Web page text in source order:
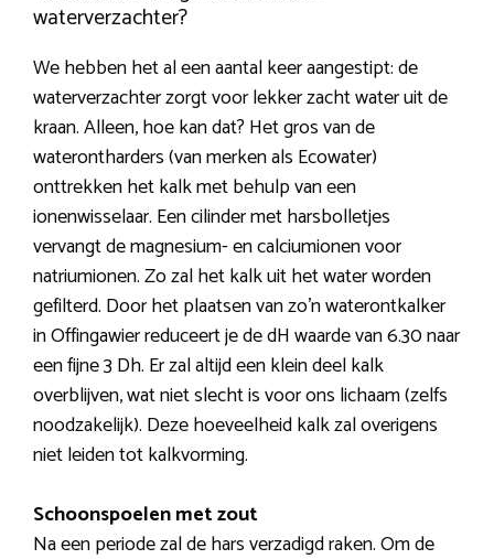
waterverzachter?
We hebben het al een aantal keer aangestipt: de
waterverzachter zorgt voor lekker zacht water uit de
kraan. Alleen, hoe kan dat? Het gros van de
waterontharders (van merken als Ecowater)
onttrekken het kalk met behulp van een
ionenwisselaar. Een cilinder met harsbolletjes
vervangt de magnesium- en calciumionen voor
natriumionen. Zo zal het kalk uit het water worden
gefilterd. Door het plaatsen van zo’n waterontkalker
in Offingawier reduceert je de dH waarde van 6.30 naar
een fijne 3 Dh. Er zal altijd een klein deel kalk
overblijven, wat niet slecht is voor ons lichaam (zelfs
noodzakelijk). Deze hoeveelheid kalk zal overigens
niet leiden tot kalkvorming.
Schoonspoelen met zout
Na een periode zal de hars verzadigd raken. Om de